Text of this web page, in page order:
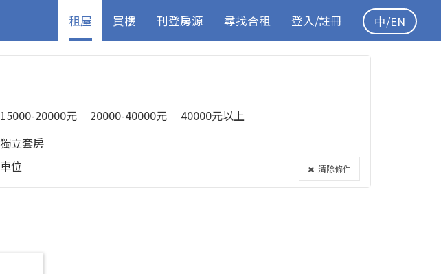
租屋 買樓 刊登房源 尋找合租 登入/註冊 中/EN
15000-20000元 20000-40000元 40000元以上
獨立套房
車位 清除條件